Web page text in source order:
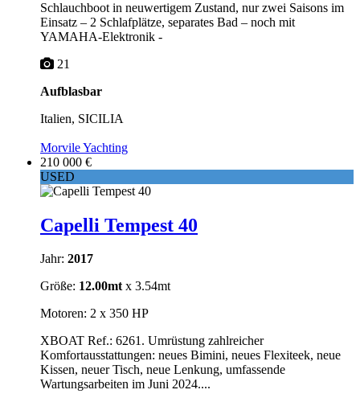
Schlauchboot in neuwertigem Zustand, nur zwei Saisons im
Einsatz – 2 Schlafplätze, separates Bad – noch mit
YAMAHA-Elektronik -
21
Aufblasbar
Italien, SICILIA
Morvile Yachting
210 000 €
USED
Capelli Tempest 40
Jahr: 2017
Größe: 12.00mtx 3.54mt
Motoren: 2 x 350 HP
XBOAT Ref.: 6261. Umrüstung zahlreicher
Komfortausstattungen: neues Bimini, neues Flexiteek, neue
Kissen, neuer Tisch, neue Lenkung, umfassende
Wartungsarbeiten im Juni 2024....